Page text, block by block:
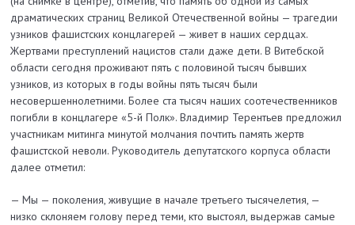
драматических страниц Великой Отечественной войны — трагедии
узников фашистских концлагерей — живет в наших сердцах.
Жертвами преступлений нацистов стали даже дети. В Витебской
области сегодня проживают пять с половиной тысяч бывших
узников, из которых в годы войны пять тысяч были
несовершеннолетними. Более ста тысяч наших соотечественников
погибли в концлагере «5-й Полк». Владимир Терентьев предложил
участникам митинга минутой молчания почтить память жертв
фашистской неволи. Руководитель депутатского корпуса области
далее отметил:
— Мы — поколения, живущие в начале третьего тысячелетия, —
низко склоняем голову перед теми, кто выстоял, выдержав самые